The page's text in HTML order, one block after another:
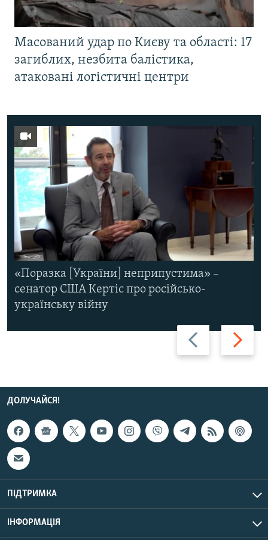
Масований удар по Києву та області: 17
загиблих, незбита балістика,
атаковані логістичні центри
Назад Вперед
«Поразка [України] неприпустима» –
сенатор США Кертіс про російсько-
українську війну
ДОЛУЧАЙСЯ!
ПІДТРИМКА
ІНФОРМАЦІЯ